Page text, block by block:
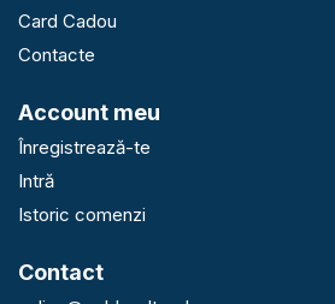
Card Cadou
Contacte
Account meu
Înregistrează-te
Intră
Istoric comenzi
Contact